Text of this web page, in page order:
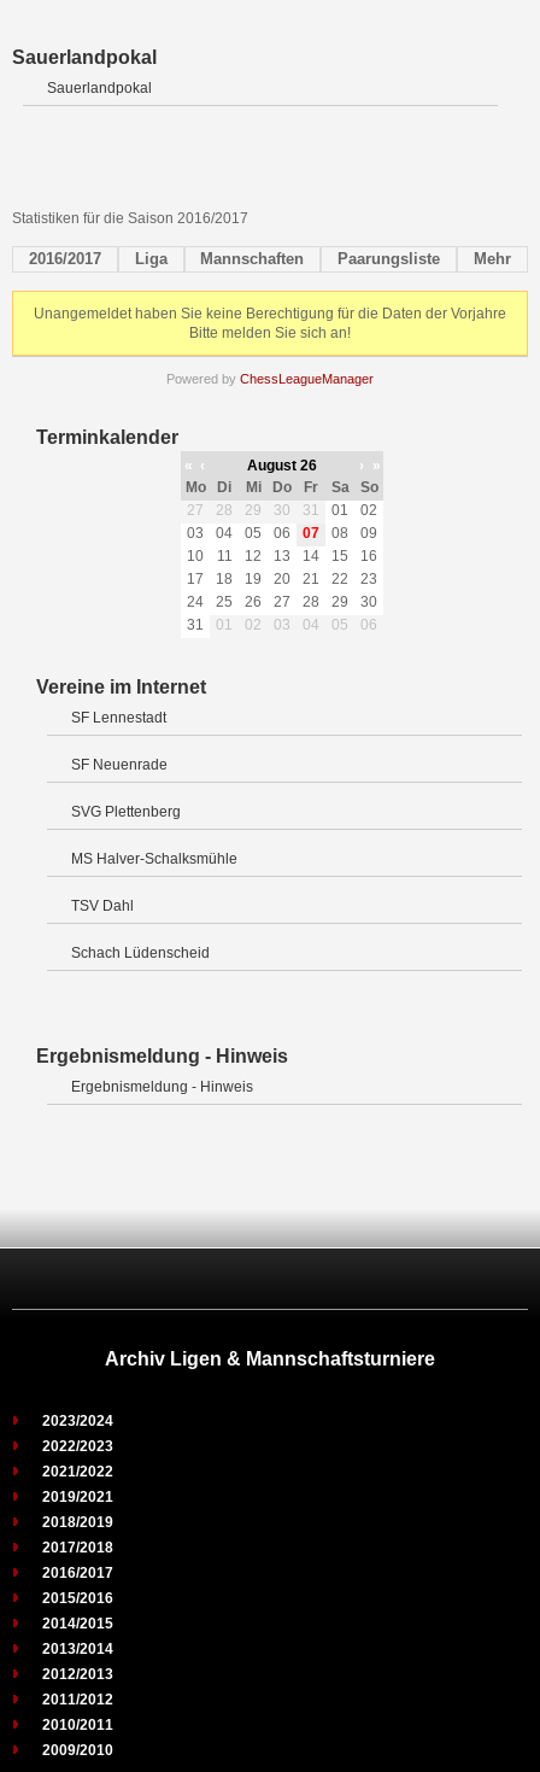
Sauerlandpokal
Sauerlandpokal
Statistiken für die Saison 2016/2017
2016/2017 Liga Mannschaften Paarungsliste Mehr
Unangemeldet haben Sie keine Berechtigung für die Daten der Vorjahre
Bitte melden Sie sich an!
Powered by ChessLeagueManager
Terminkalender
« ‹ August 26 ›
»
Mo
Di Mi Do Fr Sa
So
27
28 29 30 31 01
02
03
04 05 06 07 08
09
10
11 12 13 14 15
16
17
18 19 20 21 22
23
24
25 26 27 28 29
30
31
01 02 03 04 05 06
Vereine im Internet
SF Lennestadt
SF Neuenrade
SVG Plettenberg
MS Halver-Schalksmühle
TSV Dahl
Schach Lüdenscheid
Ergebnismeldung - Hinweis
Ergebnismeldung - Hinweis
Archiv Ligen & Mannschaftsturniere
2023/2024
2022/2023
2021/2022
2019/2021
2018/2019
2017/2018
2016/2017
2015/2016
2014/2015
2013/2014
2012/2013
2011/2012
2010/2011
2009/2010